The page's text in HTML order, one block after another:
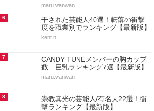
maru.wanwan
6
干された芸能人40選！転落の衝撃
度を職業別でランキング【最新版】
kent.n
7
CANDY TUNEメンバーの胸カップ
数・巨乳ランキング7選【最新版】
maru.wanwan
8
崇教真光の芸能人/有名人22選！衝
撃ランキング【最新版】